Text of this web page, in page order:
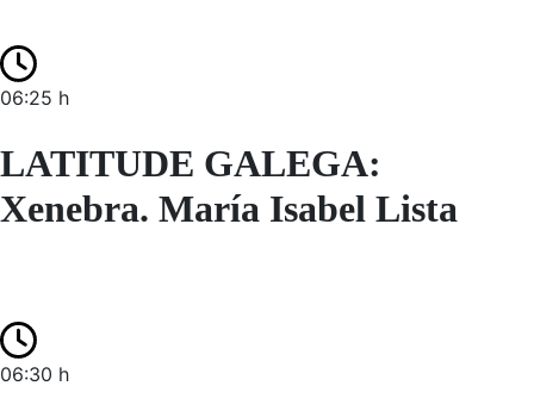
06:25 h
LATITUDE GALEGA:
Xenebra. María Isabel Lista
06:30 h